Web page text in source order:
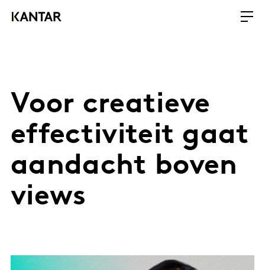
Voor creatieve
effectiviteit gaat
aandacht boven
views